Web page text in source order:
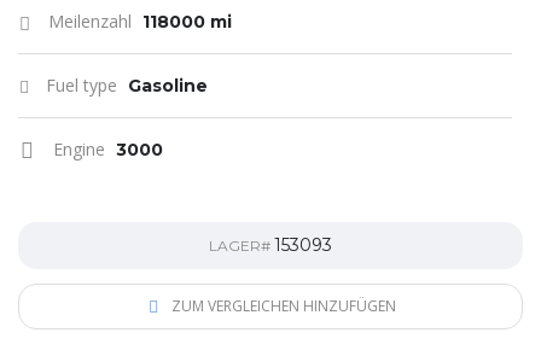
Meilenzahl 118000 mi
Fuel type Gasoline
Engine 3000
LAGER# 153093
ZUM VERGLEICHEN HINZUFÜGEN